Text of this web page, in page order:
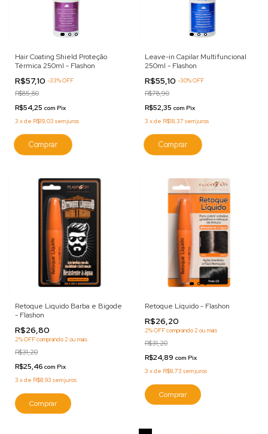
Hair Coating Shield Proteção
Térmica 250ml - Flashon
R$57,10 -33%OFF
R$85,80
R$54,25 com Pix
3 xde R$19,03 sem juros
Leave-in Capilar Multifuncional
250ml - Flashon
R$55,10 -30%OFF
R$78,90
R$52,35 com Pix
3 xde R$18,37 sem juros
Retoque Liquido Barba e Bigode
- Flashon
R$26,80
2% OFFcomprando 2 ou mais
R$31,20
R$25,46 com Pix
3 xde R$8,93 sem juros
Comprar
Retoque Líquido - Flashon
R$26,20
2% OFFcomprando 2 ou mais
R$31,20
R$24,89 com Pix
3 xde R$8,73 sem juros
Comprar